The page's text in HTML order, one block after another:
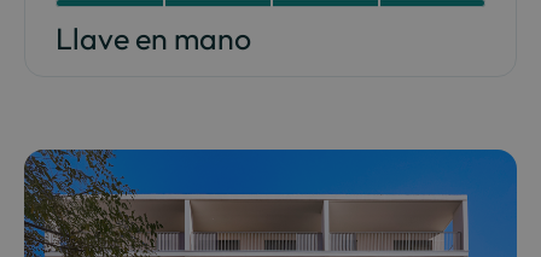
Your Content Goes Here
Llave en mano